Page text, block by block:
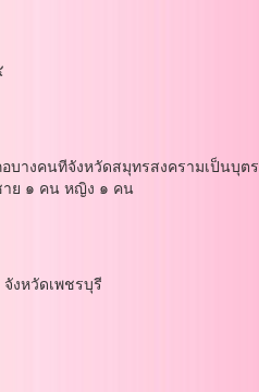
งคนทีจังหวัดสมุทรสงครามเป็นบุตร
าย ๑ คน หญิง ๑ คน
หวัดเพชรบุรี